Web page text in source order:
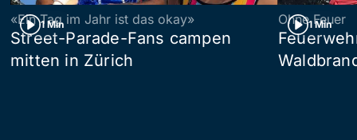
1 Min
«Ein Tag im Jahr ist das okay»
Street-Parade-Fans campen
mitten in Zürich
1 Min
Ohne Feuer